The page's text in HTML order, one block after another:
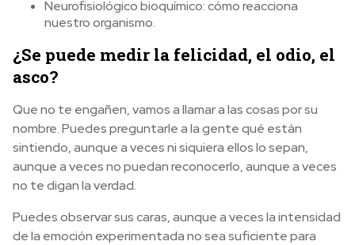
Neurofisiológico bioquímico: cómo reacciona
nuestro organismo.
¿Se puede medir la felicidad, el odio, el
asco?
Que no te engañen, vamos a llamar a las cosas por su
nombre. Puedes preguntarle a la gente qué están
sintiendo, aunque a veces ni siquiera ellos lo sepan,
aunque a veces no puedan reconocerlo, aunque a veces
no te digan la verdad.
Puedes observar sus caras, aunque a veces la intensidad
de la emoción experimentada no sea suficiente para